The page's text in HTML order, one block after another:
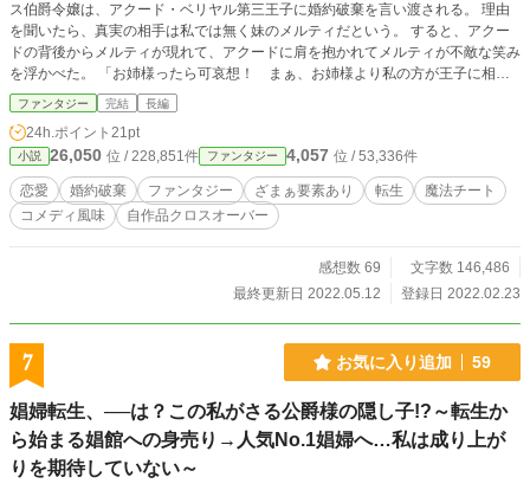
ス伯爵令嬢は、アクード・ベリヤル第三王子に婚約破棄を言い渡される。 理由
を聞いたら、真実の相手は私では無く妹のメルティだという。 すると、アクー
ドの背後からメルティが現れて、アクードに肩を抱かれてメルティが不敵な笑み
を浮かべた。 「お姉様ったら可哀想！ まぁ、お姉様より私の方が王子に相応
しいという事よ！」 ノワールは、アクードの婚約者に相応しくする為に、様々
な事を犠牲にして尽くしたというのに、こんな形で裏切られるとは思っていなく
て、ショックで立ち崩れていた。 その時、頭の中にビジョンが浮かんできた。
最初の人生では、日本という国で淵東 黒樹（えんどう くろき）という女子高
生で、ゲームやアニメ、ファンタジー小説好きなオタクだったが、学校の帰り道
にトラックに刎ねられて死んだ人生。 2度目の人生は、異世界に転生して日本の
知識を駆使して…魔女となって魔法や薬学を発展させたが、最後は魔女狩りによ
救い、活躍をして行ったが…最後は王族によって魔物侵攻の盾に使われて死亡し
炊事・洗濯などを完璧にこなして様々な能力を駆使して、更には貴族の妻に抜擢
されそうになったのだが…同期のメイドの嫉妬により捏造の罪をなすりつけられ
て処刑された。 そして6度目の現在、全ての前世での記憶が甦り… 「そうです
か、では婚約破棄を快く受け入れます！」 そう言って、ノワールは城から出て
行った。 5度による浮いた話もなく死んでしまった人生… 6度目には絶対に幸せ
になってみせる！ そう誓って、家に帰ったのだが…？ 一応恋愛として話を完結
する予定ですが… 作品の内容が、思いっ切りファンタジー路線に行ってしまっ
たので、ジャンルを恋愛からファンタジーに変更します。 今回はHOTランキン
ファンタジー 完結 長編
24h.ポイント 21pt
小説 26,050 位 / 228,851件 ファンタジー 4,057 位 / 53,336件
恋愛 婚約破棄 ファンタジー ざまぁ要素あり 転生
魔法チート
コメディ風味
自作品クロスオーバー
感想数 69
文字数 146,486
最終更新日 2022.05.12
登録日 2022.02.23
7 お気に入り追加 59
娼婦転生、──は？この私がさる公爵様の隠し子!?～転生か
ら始まる娼館への身売り→人気No.1娼婦へ…私は成り上が
りを期待していない～